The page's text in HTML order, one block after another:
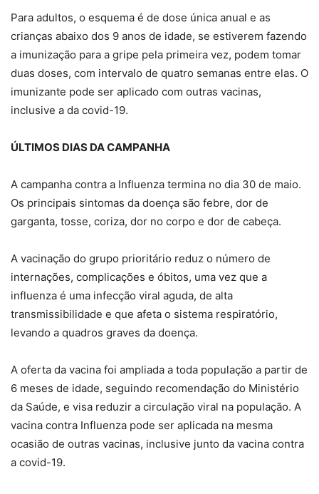
Para adultos, o esquema é de dose única anual e as
crianças abaixo dos 9 anos de idade, se estiverem fazendo
a imunização para a gripe pela primeira vez, podem tomar
duas doses, com intervalo de quatro semanas entre elas. O
imunizante pode ser aplicado com outras vacinas,
inclusive a da covid-19.
ÚLTIMOS DIAS DA CAMPANHA
A campanha contra a Influenza termina no dia 30 de maio.
Os principais sintomas da doença são febre, dor de
garganta, tosse, coriza, dor no corpo e dor de cabeça.
A vacinação do grupo prioritário reduz o número de
internações, complicações e óbitos, uma vez que a
influenza é uma infecção viral aguda, de alta
transmissibilidade e que afeta o sistema respiratório,
levando a quadros graves da doença.
A oferta da vacina foi ampliada a toda população a partir de
6 meses de idade, seguindo recomendação do Ministério
da Saúde, e visa reduzir a circulação viral na população. A
vacina contra Influenza pode ser aplicada na mesma
ocasião de outras vacinas, inclusive junto da vacina contra
a covid-19.